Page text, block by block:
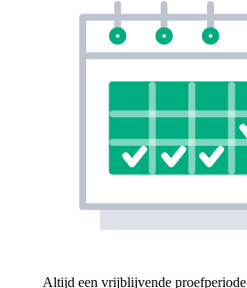
Altijd een vrijblijvende proefperiode